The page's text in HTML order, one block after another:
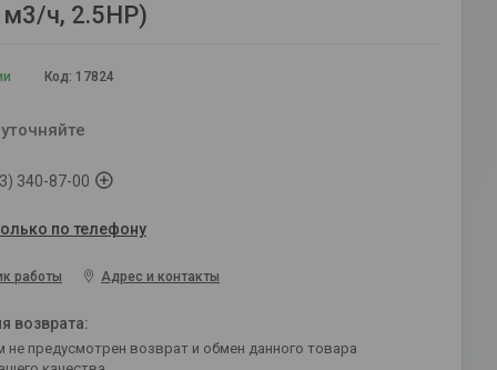
ч, 2.5HP)
Код: 17824
340-87-00
по телефону
работы Адрес и контакты